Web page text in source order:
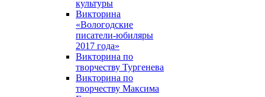
культуры
Викторина
«Вологодские
писатели-юбиляры
2017 года»
Викторина по
творчеству Тургенева
Викторина по
творчеству Максима